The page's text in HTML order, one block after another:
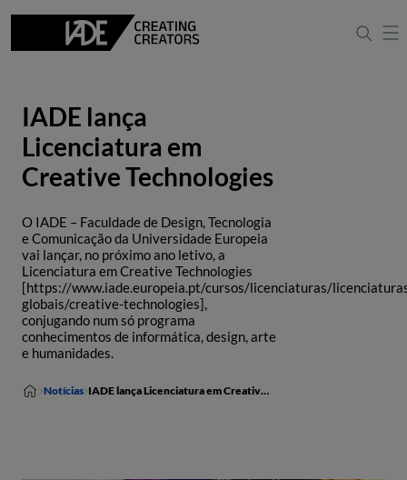
IADE lança
Licenciatura em
Creative Technologies
O IADE – Faculdade de Design, Tecnologia
e Comunicação da Universidade Europeia
vai lançar, no próximo ano letivo, a
Licenciatura em Creative Technologies
[https://www.iade.europeia.pt/cursos/licenciaturas/
globais/creative-technologies],
conjugando num só programa
conhecimentos de informática, design, arte
e humanidades.
Notícias IADE lança Licenciatura em Creative Technologies